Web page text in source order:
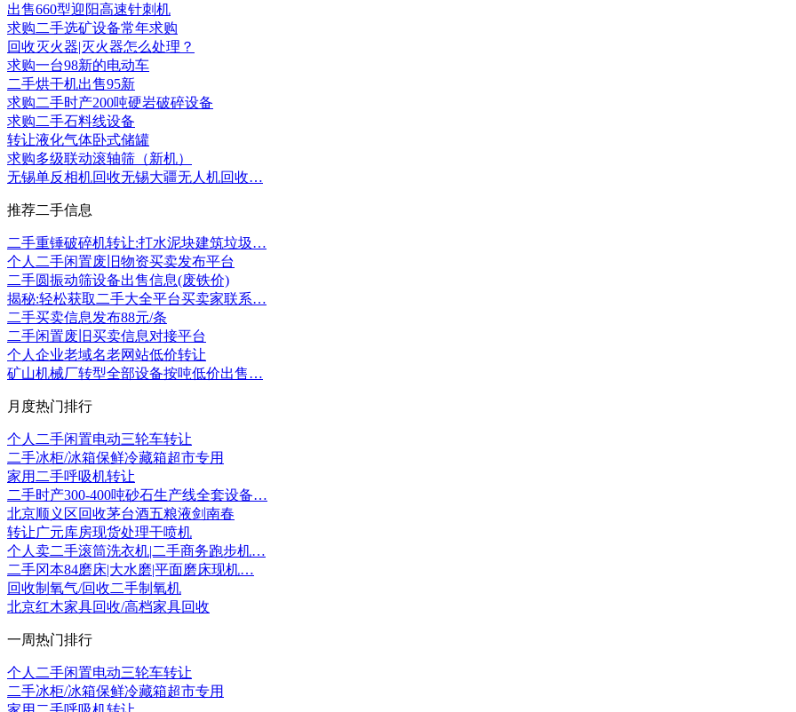
出售660型迎阳高速针刺机
求购二手选矿设备常年求购
回收灭火器|灭火器怎么处理？
求购一台98新的电动车
二手烘干机出售95新
求购二手时产200吨硬岩破碎设备
求购二手石料线设备
转让液化气体卧式储罐
求购多级联动滚轴筛（新机）
无锡单反相机回收无锡大疆无人机回收…
推荐二手信息
二手重锤破碎机转让:打水泥块建筑垃圾…
个人二手闲置废旧物资买卖发布平台
二手圆振动筛设备出售信息(废铁价)
揭秘:轻松获取二手大全平台买卖家联系…
二手买卖信息发布88元/条
二手闲置废旧买卖信息对接平台
个人企业老域名老网站低价转让
矿山机械厂转型全部设备按吨低价出售…
月度热门排行
个人二手闲置电动三轮车转让
二手冰柜/冰箱保鲜冷藏箱超市专用
家用二手呼吸机转让
二手时产300-400吨砂石生产线全套设备…
北京顺义区回收茅台酒五粮液剑南春
转让广元库房现货处理干喷机
个人卖二手滚筒洗衣机|二手商务跑步机…
二手冈本84磨床|大水磨|平面磨床现机…
回收制氧气/回收二手制氧机
北京红木家具回收/高档家具回收
一周热门排行
个人二手闲置电动三轮车转让
二手冰柜/冰箱保鲜冷藏箱超市专用